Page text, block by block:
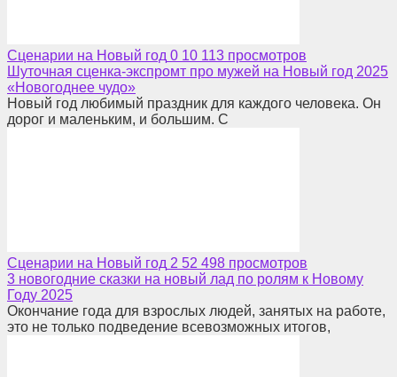
Сценарии на Новый год 0 10 113 просмотров
Шуточная сценка-экспромт про мужей на Новый год 2025
«Новогоднее чудо»
Новый год любимый праздник для каждого человека. Он
дорог и маленьким, и большим. С
Сценарии на Новый год 2 52 498 просмотров
3 новогодние сказки на новый лад по ролям к Новому
Году 2025
Окончание года для взрослых людей, занятых на работе,
это не только подведение всевозможных итогов,